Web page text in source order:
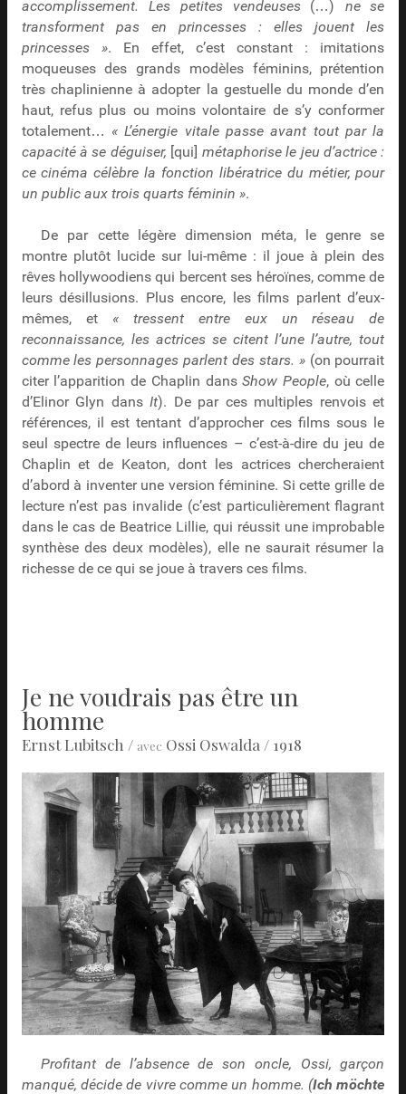
accomplissement. Les petites vendeuses(…) ne se
transforment pas en princesses : elles jouent les
princesses ». En effet, c’est constant : imitations
moqueuses des grands modèles féminins, prétention
très chaplinienne à adopter la gestuelle du monde d’en
haut, refus plus ou moins volontaire de s’y conformer
totalement… « L’énergie vitale passe avant tout par la
capacité à se déguiser, [qui] métaphorise le jeu d’actrice :
ce cinéma célèbre la fonction libératrice du métier, pour
un public aux trois quarts féminin ».
De par cette légère dimension méta, le genre se
montre plutôt lucide sur lui-même : il joue à plein des
rêves hollywoodiens qui bercent ses héroïnes, comme de
leurs désillusions. Plus encore, les films parlent d’eux-
mêmes, et « tressent entre eux un réseau de
reconnaissance, les actrices se citent l’une l’autre, tout
comme les personnages parlent des stars. »(on pourrait
citer l’apparition de Chaplin dansShow People, où celle
d’Elinor Glyn dansIt). De par ces multiples renvois et
références, il est tentant d’approcher ces films sous le
seul spectre de leurs influences – c’est-à-dire du jeu de
Chaplin et de Keaton, dont les actrices chercheraient
d’abord à inventer une version féminine. Si cette grille de
lecture n’est pas invalide (c’est particulièrement flagrant
dans le cas de Beatrice Lillie, qui réussit une improbable
synthèse des deux modèles), elle ne saurait résumer la
richesse de ce qui se joue à travers ces films.
Je ne voudrais pas être un
homme
Ernst Lubitsch / avec Ossi Oswalda / 1918
Profitant de l’absence de son oncle, Ossi, garçon
manqué, décide de vivre comme un homme. (Ich möchte